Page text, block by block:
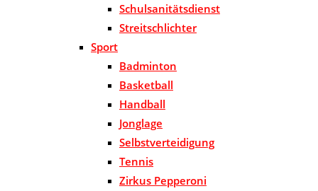
Schulsanitätsdienst
Streitschlichter
Sport
Badminton
Basketball
Handball
Jonglage
Selbstverteidigung
Tennis
Zirkus Pepperoni